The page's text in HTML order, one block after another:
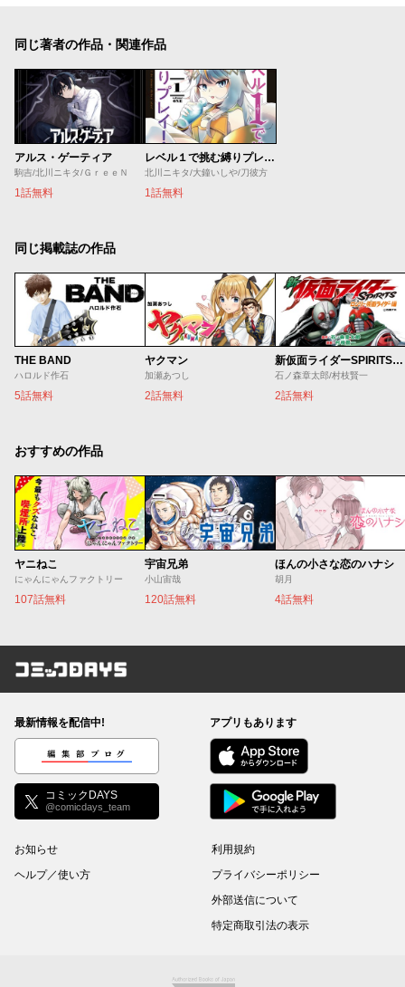
同じ著者の作品・関連作品
アルス・ゲーティア
駒吉/北川ニキタ/ＧｒｅｅＮ
1話無料
レベル１で挑む縛りプレイ！
北川ニキタ/大鐘いしや/刀彼方
1話無料
同じ掲載誌の作品
THE BAND
ハロルド作石
5話無料
ヤクマン
加瀬あつし
2話無料
新仮面ライダーSPIRITS ロンリー仮面ライダー編
石ノ森章太郎/村枝賢一
2話無料
おすすめの作品
ヤニねこ
にゃんにゃんファクトリー
107話無料
宇宙兄弟
小山宙哉
120話無料
ほんの小さな恋のハナシ
胡月
4話無料
コミックDAYS
最新情報を配信中!
編集部ブログ
コミックDAYS
@comicdays_team
アプリもあります
お知らせ
ヘルプ／使い方
利用規約
プライバシーポリシー
外部送信について
特定商取引法の表示